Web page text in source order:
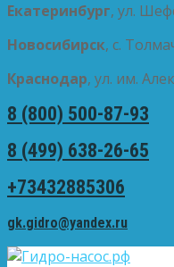
Екатеринбург, ул.
Новосибирск, с.
Краснодар, ул. им.
8 (800) 500-87-93
8 (499) 638-26-65
+73432885306
gk.gidro@yandex.ru